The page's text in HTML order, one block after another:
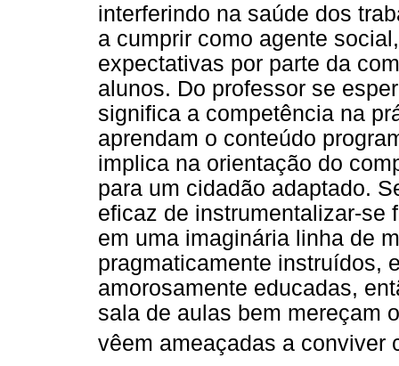
interferindo na saúde dos
a cumprir como agente
expectativas por parte da
alunos. Do professor se
significa a competência na
aprendam o conteúdo
implica na orientação do
para um cidadão adaptado.
eficaz de instrumentalizar-se
em uma imaginária linha de
pragmaticamente instruídos,
amorosamente educadas,
sala de aulas bem mereçam
vêem ameaçadas a conviver